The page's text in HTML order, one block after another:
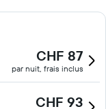
CHF 87
par nuit, frais inclus
CHF 93